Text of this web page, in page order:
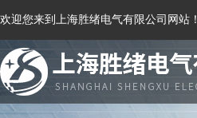
欢迎您来到上海胜绪电气有限公司网站！